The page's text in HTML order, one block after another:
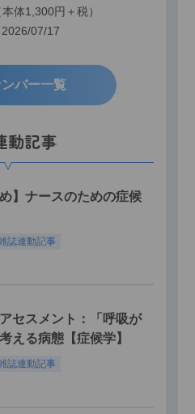
体1,300円＋税）
07/17
バー一覧
動記事
め】ナースのための症候
誌連動記事
セスメント：「呼吸が
える病態【症候学】
誌連動記事